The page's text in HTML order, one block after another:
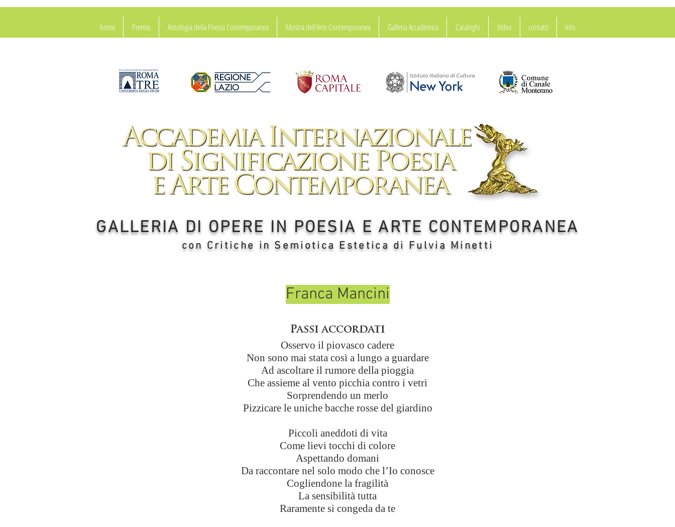
GALLERIA DI OPERE IN POESIA E ARTE CONTEMPORANEA
con Critiche in Semiotica Estetica di Fulvia Minetti
home Premio Antologia della Poesia Contemporanea Mostra dell'Arte Contemporanea Galleria Accademica Cataloghi Video contatti info
Franca Mancini
Passi accordati
Osservo il piovasco cadere
Non sono mai stata così a lungo a guardare
Ad ascoltare il rumore della pioggia
Che assieme al vento picchia contro i vetri
Sorprendendo un merlo
Pizzicare le uniche bacche rosse del giardino
Piccoli aneddoti di vita
Come lievi tocchi di colore
Aspettando domani
Da raccontare nel solo modo che l’Io conosce
Cogliendone la fragilità
La sensibilità tutta
Raramente si congeda da te